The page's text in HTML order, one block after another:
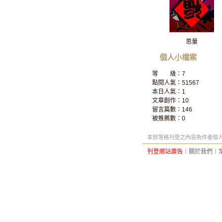
思量
個人小檔案
等 級：7
點閱人氣：51567
本日人氣：1
文章創作：10
留言篇數：146
被推薦數： 0
本部落格刊登之內容為作者個
刊登網站廣告 關於我們